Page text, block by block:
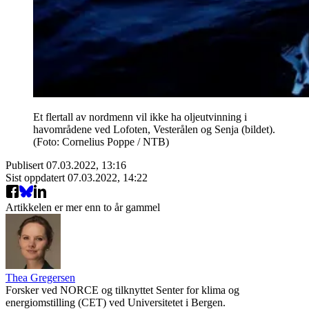
Et flertall av nordmenn vil ikke ha oljeutvinning i
havområdene ved Lofoten, Vesterålen og Senja (bildet).
(Foto: Cornelius Poppe / NTB)
Publisert 07.03.2022, 13:16
Sist oppdatert 07.03.2022, 14:22
Artikkelen er mer enn to år gammel
Thea Gregersen
Forsker ved NORCE og tilknyttet Senter for klima og
energiomstilling (CET) ved Universitetet i Bergen.